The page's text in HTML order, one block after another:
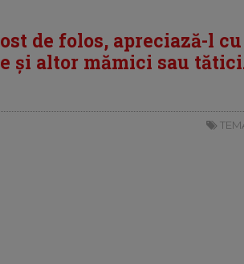
de folos, apreciază-l
și altor mămici sau